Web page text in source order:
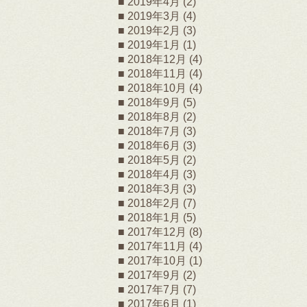
2019年3月 (4)
2019年2月 (3)
2019年1月 (1)
2018年12月 (4)
2018年11月 (4)
2018年10月 (4)
2018年9月 (5)
2018年8月 (2)
2018年7月 (3)
2018年6月 (3)
2018年5月 (2)
2018年4月 (3)
2018年3月 (3)
2018年2月 (7)
2018年1月 (5)
2017年12月 (8)
2017年11月 (4)
2017年10月 (1)
2017年9月 (2)
2017年7月 (7)
2017年6月 (1)